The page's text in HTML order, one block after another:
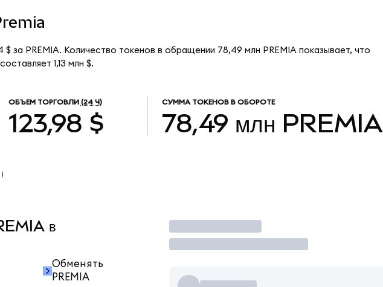
за PREMIA. Количество токенов в обращении 78,49 млн PREMIA показывает, что
1,13 млн $.
ОБЪЕМ ТОРГОВЛИ (24 Ч)
123,98 $
СУММА ТОКЕНОВ В ОБОРОТЕ
78,49 млн PREMIA
в
Обменять
PREMIA
Торговать